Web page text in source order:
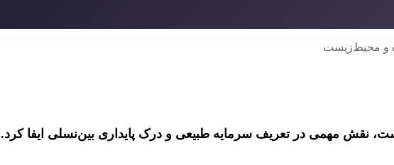
و محیط‌زیست
نقش مهمی در تعریف سرمایه طبیعی و درک پایداری بین‌نسلی ایفا کرد.